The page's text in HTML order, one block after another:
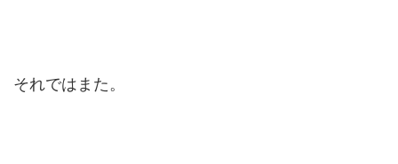
それではまた。